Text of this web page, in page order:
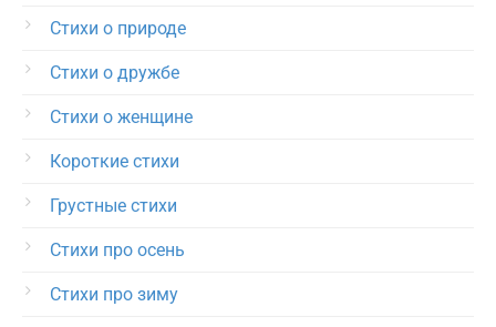
Стихи о природе
Стихи о дружбе
Стихи о женщине
Короткие стихи
Грустные стихи
Стихи про осень
Стихи про зиму